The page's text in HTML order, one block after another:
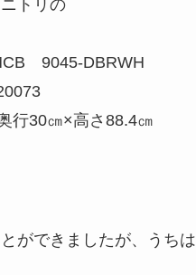
トリの
9045-DBRWH
行30㎝×高さ88.4㎝
ができましたが、うちは